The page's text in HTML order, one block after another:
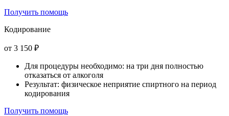
Получить помощь
Кодирование
от 3 150 ₽
Для процедуры необходимо: на три дня полностью
отказаться от алкоголя
Результат: физическое неприятие спиртного на период
кодирования
Получить помощь